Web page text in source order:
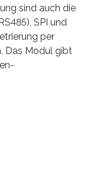
sind auch die
SPI und
per
Das Modul gibt